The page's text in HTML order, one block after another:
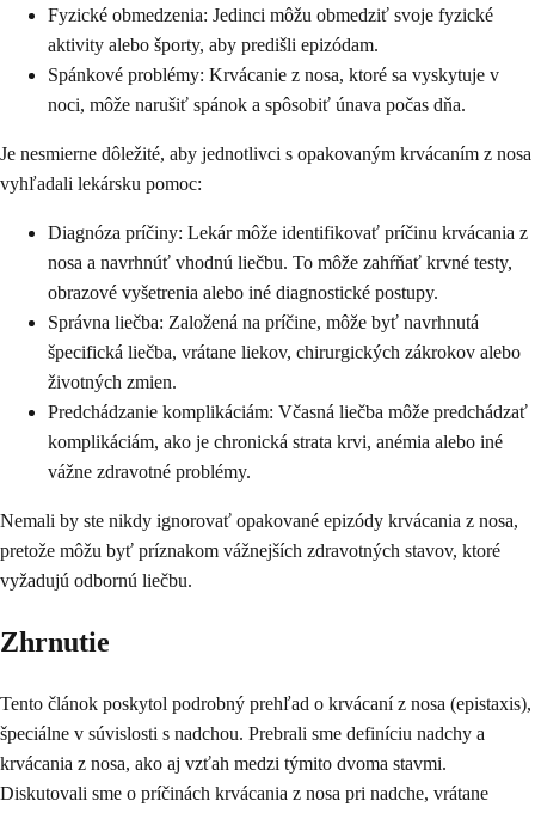
Fyzické obmedzenia: Jedinci môžu obmedziť svoje fyzické
aktivity alebo športy, aby predišli epizódam.
Spánkové problémy: Krvácanie z nosa, ktoré sa vyskytuje v
noci, môže narušiť spánok a spôsobiť únava počas dňa.
Je nesmierne dôležité, aby jednotlivci s opakovaným krvácaním z nosa
vyhľadali lekársku pomoc:
Diagnóza príčiny: Lekár môže identifikovať príčinu krvácania z
nosa a navrhnúť vhodnú liečbu. To môže zahŕňať krvné testy,
obrazové vyšetrenia alebo iné diagnostické postupy.
Správna liečba: Založená na príčine, môže byť navrhnutá
špecifická liečba, vrátane liekov, chirurgických zákrokov alebo
životných zmien.
Predchádzanie komplikáciám: Včasná liečba môže predchádzať
komplikáciám, ako je chronická strata krvi, anémia alebo iné
vážne zdravotné problémy.
Nemali by ste nikdy ignorovať opakované epizódy krvácania z nosa,
pretože môžu byť príznakom vážnejších zdravotných stavov, ktoré
vyžadujú odbornú liečbu.
Zhrnutie
Tento článok poskytol podrobný prehľad o krvácaní z nosa (epistaxis),
špeciálne v súvislosti s nadchou. Prebrali sme definíciu nadchy a
krvácania z nosa, ako aj vzťah medzi týmito dvoma stavmi.
Diskutovali sme o príčinách krvácania z nosa pri nadche, vrátane